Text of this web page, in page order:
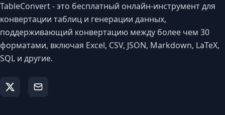
TableConvert - это бесплатный онлайн-инструмент для
конвертации таблиц и генерации данных,
поддерживающий конвертацию между более чем 30
форматами, включая Excel, CSV, JSON, Markdown, LaTeX,
SQL и другие.